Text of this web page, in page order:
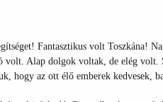
Fantasztikus volt Toszkána!
volt. Alap dolgok voltak, de elég
hogy az ott élő emberek kedvesek,